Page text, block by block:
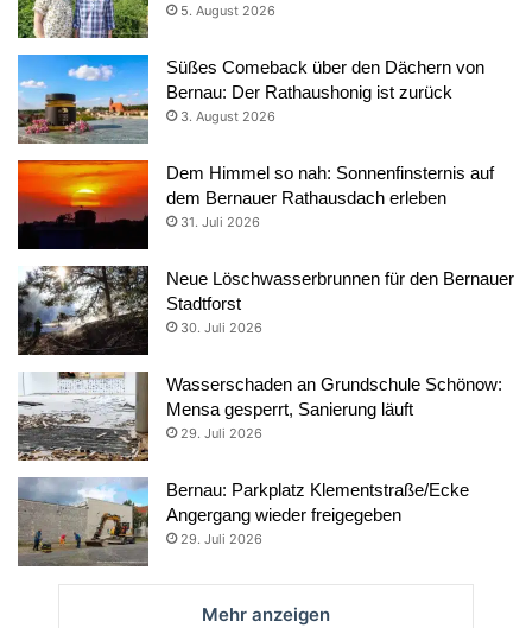
5. August 2026
Süßes Comeback über den Dächern von
Bernau: Der Rathaushonig ist zurück
3. August 2026
Dem Himmel so nah: Sonnenfinsternis auf
dem Bernauer Rathausdach erleben
31. Juli 2026
Neue Löschwasserbrunnen für den Bernauer
Stadtforst
30. Juli 2026
Wasserschaden an Grundschule Schönow:
Mensa gesperrt, Sanierung läuft
29. Juli 2026
Bernau: Parkplatz Klementstraße/Ecke
Angergang wieder freigegeben
29. Juli 2026
Mehr anzeigen